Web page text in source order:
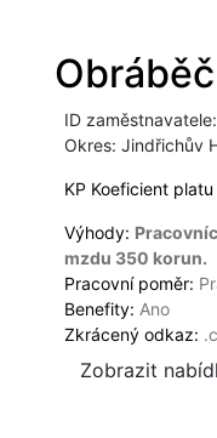
Obráběč
ID
Okres: Jindřichův
KP Koeficient platu
Výhody:
mzdu 350 korun.
Pracovní poměr:
Benefity: Ano
Zkrácený odkaz:
Zobrazit